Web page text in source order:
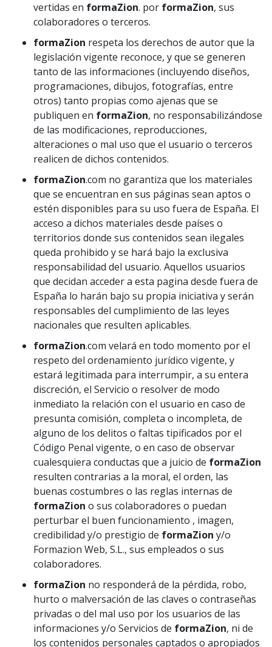
vertidas en formaZion. por formaZion, sus
colaboradores o terceros.
formaZion respeta los derechos de autor que la
legislación vigente reconoce, y que se generen
tanto de las informaciones (incluyendo diseños,
programaciones, dibujos, fotografías, entre
otros) tanto propias como ajenas que se
publiquen en formaZion, no responsabilizándose
de las modificaciones, reproducciones,
alteraciones o mal uso que el usuario o terceros
realicen de dichos contenidos.
formaZion.com no garantiza que los materiales
que se encuentran en sus páginas sean aptos o
estén disponibles para su uso fuera de España. El
acceso a dichos materiales desde países o
territorios donde sus contenidos sean ilegales
queda prohibido y se hará bajo la exclusiva
responsabilidad del usuario. Aquellos usuarios
que decidan acceder a esta pagina desde fuera de
España lo harán bajo su propia iniciativa y serán
responsables del cumplimiento de las leyes
nacionales que resulten aplicables.
formaZion.com velará en todo momento por el
respeto del ordenamiento jurídico vigente, y
estará legitimada para interrumpir, a su entera
discreción, el Servicio o resolver de modo
inmediato la relación con el usuario en caso de
presunta comisión, completa o incompleta, de
alguno de los delitos o faltas tipificados por el
Código Penal vigente, o en caso de observar
cualesquiera conductas que a juicio de formaZion
resulten contrarias a la moral, el orden, las
buenas costumbres o las reglas internas de
formaZion o sus colaboradores o puedan
perturbar el buen funcionamiento , imagen,
credibilidad y/o prestigio de formaZion y/o
Formazion Web, S.L., sus empleados o sus
colaboradores.
formaZion no responderá de la pérdida, robo,
hurto o malversación de las claves o contraseñas
privadas o del mal uso por los usuarios de las
informaciones y/o Servicios de formaZion, ni de
los contenidos personales captados o apropiados